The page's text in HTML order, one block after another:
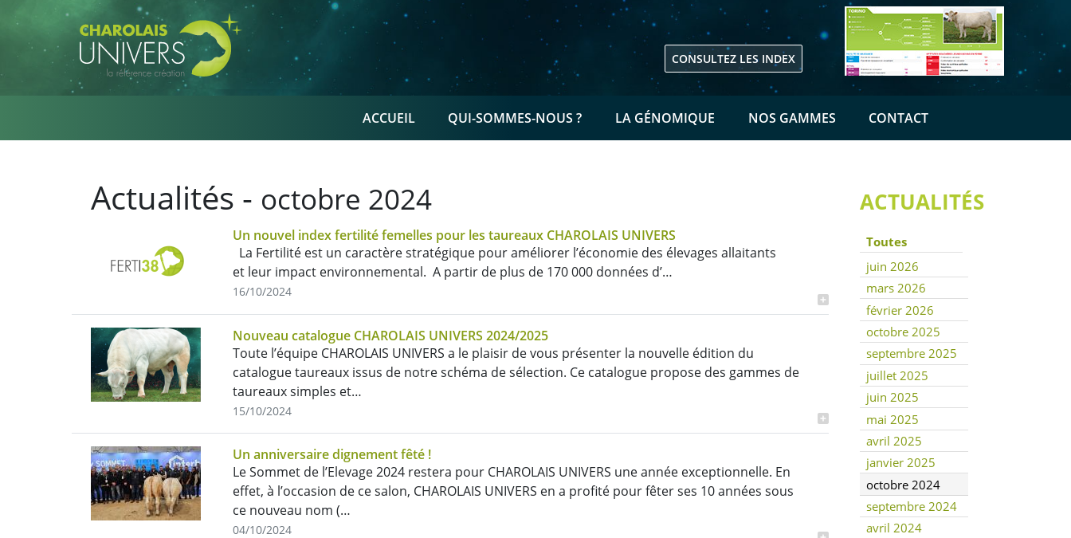
Aller au contenu principal
CONSULTEZ LES INDEX
NAVIGATION PRINCIPALE
ACCUEIL QUI-SOMMES-NOUS ? LA GÉNOMIQUE NOS GAMMES CONTACT
Actualités - octobre 2024
Un nouvel index fertilité femelles pour les taureaux CHAROLAIS UNIVERS
La Fertilité est un caractère stratégique pour améliorer l’économie des élevages allaitants
et leur impact environnemental. A partir de plus de 170 000 données d’…
16/10/2024
Nouveau catalogue CHAROLAIS UNIVERS 2024/2025
Toute l’équipe CHAROLAIS UNIVERS a le plaisir de vous présenter la nouvelle édition du
catalogue taureaux issus de notre schéma de sélection. Ce catalogue propose des gammes de
taureaux simples et…
15/10/2024
Un anniversaire dignement fêté !
Le Sommet de l’Elevage 2024 restera pour CHAROLAIS UNIVERS une année exceptionnelle. En
effet, à l’occasion de ce salon, CHAROLAIS UNIVERS en a profité pour fêter ses 10 années sous
ce nouveau nom (…
04/10/2024
ACTUALITÉS
Toutes
juin 2026
mars 2026
février 2026
octobre 2025
septembre 2025
juillet 2025
juin 2025
mai 2025
avril 2025
janvier 2025
octobre 2024
septembre 2024
avril 2024